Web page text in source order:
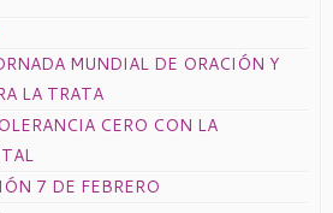
MUNDIAL DE ORACIÓN Y
LA TRATA
CERO CON LA
7 DE FEBRERO